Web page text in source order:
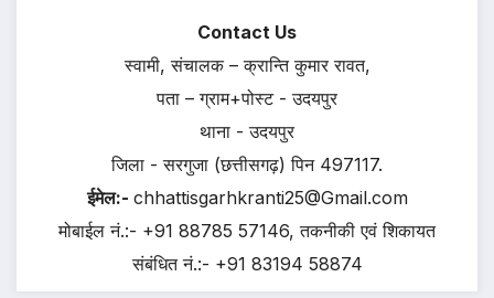
Contact Us
स्वामी, संचालक – क्रान्ति कुमार रावत,
पता – ग्राम+पोस्ट - उदयपुर
थाना - उदयपुर
जिला - सरगुजा (छत्तीसगढ़) पिन 497117.
ईमेल:- chhattisgarhkranti25@Gmail.com
मोबाईल नं.:- +91 88785 57146, तकनीकी एवं शिकायत
संबंधित नं.:- +91 83194 58874